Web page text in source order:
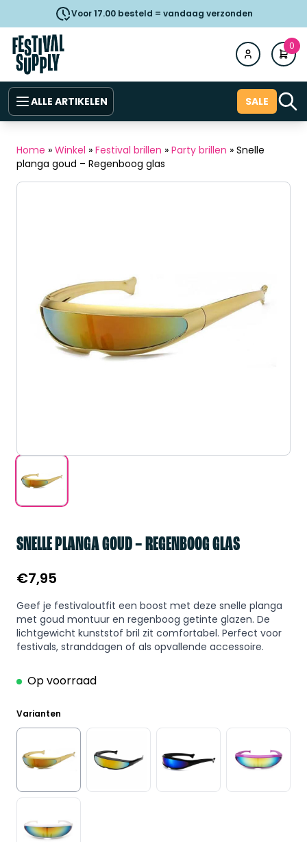
Voor 17.00 besteld = vandaag verzonden
0
ALLE ARTIKELEN SALE
Home » Winkel » Festival brillen » Party brillen » Snelle
planga goud – Regenboog glas
SNELLE PLANGA GOUD – REGENBOOG GLAS
€7,95
Geef je festivaloutfit een boost met deze snelle planga
met goud montuur en regenboog getinte glazen. De
lichtgewicht kunststof bril zit comfortabel. Perfect voor
festivals, stranddagen of als opvallende accessoire.
Op voorraad
Varianten